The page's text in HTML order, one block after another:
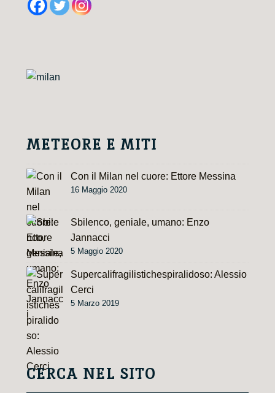
METEORE E MITI
Con il Milan nel cuore: Ettore Messina
16 Maggio 2020
Sbilenco, geniale, umano: Enzo
Jannacci
5 Maggio 2020
Supercalifragilistichespiralidoso: Alessio
Cerci
5 Marzo 2019
CERCA NEL SITO